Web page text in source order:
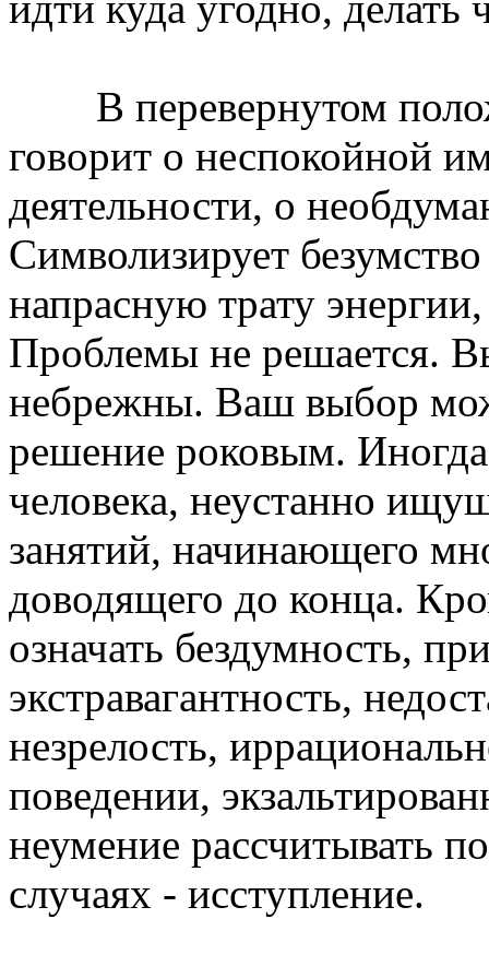
В перевернутом
говорит о неспокойной
деятельности, о
Символизирует
напрасную трату
Проблемы не решается.
небрежны. Ваш выбор
решение роковым. Иногда
человека, неустанно
занятий, начинающего
доводящего до конца.
означать бездумность,
экстравагантность,
незрелость,
поведении,
неумение рассчитывать
случаях - исступление.